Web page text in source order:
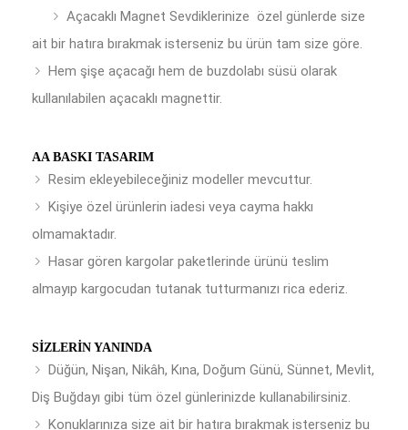
Açacaklı Magnet Sevdiklerinize özel günlerde size
ait bir hatıra bırakmak isterseniz bu ürün tam size göre.
Hem şişe açacağı hem de buzdolabı süsü olarak
kullanılabilen açacaklı magnettir.
AA BASKI TASARIM
Resim ekleyebileceğiniz modeller mevcuttur.
Kişiye özel ürünlerin iadesi veya cayma hakkı
olmamaktadır.
Hasar gören kargolar paketlerinde ürünü teslim
almayıp kargocudan tutanak tutturmanızı rica ederiz.
SIZLERIN YANINDA
Düğün, Nişan, Nikâh, Kına, Doğum Günü, Sünnet, Mevlit,
Diş Buğdayı gibi tüm özel günlerinizde kullanabilirsiniz.
Konuklarınıza size ait bir hatıra bırakmak isterseniz bu